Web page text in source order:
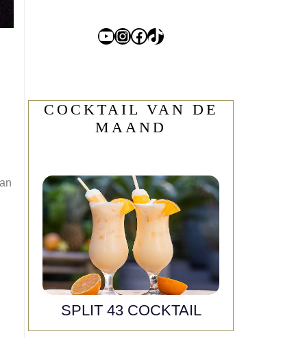
YouTube
Instagram
Facebook
TikTok
COCKTAIL VAN DE
MAAND
SPLIT 43 COCKTAIL